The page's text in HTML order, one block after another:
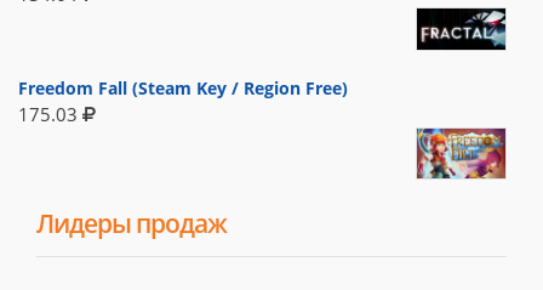
Freedom Fall (Steam Key / Region Free)
175.03
Лидеры продаж